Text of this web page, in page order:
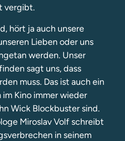
vergibt.
hört ja auch unsere
Lieben oder uns
werden. Unser
sagt uns, dass
muss. Das ist auch ein
Kino immer wieder
Wick Blockbuster sind.
Miroslav Volf schreibt
in seinem